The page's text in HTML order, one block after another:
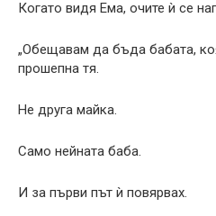
Когато видя Ема, очите ѝ се
„Обещавам да бъда бабата,
прошепна тя.
Не друга майка.
Само нейната баба.
И за първи път ѝ повярвах.